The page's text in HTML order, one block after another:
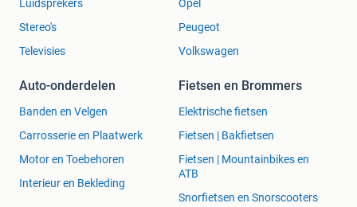
Luidsprekers
Stereo's
Televisies
Opel
Peugeot
Volkswagen
Auto-onderdelen
Banden en Velgen
Carrosserie en Plaatwerk
Motor en Toebehoren
Interieur en Bekleding
Fietsen en Brommers
Elektrische fietsen
Fietsen | Bakfietsen
Fietsen | Mountainbikes en
ATB
Snorfietsen en Snorscooters